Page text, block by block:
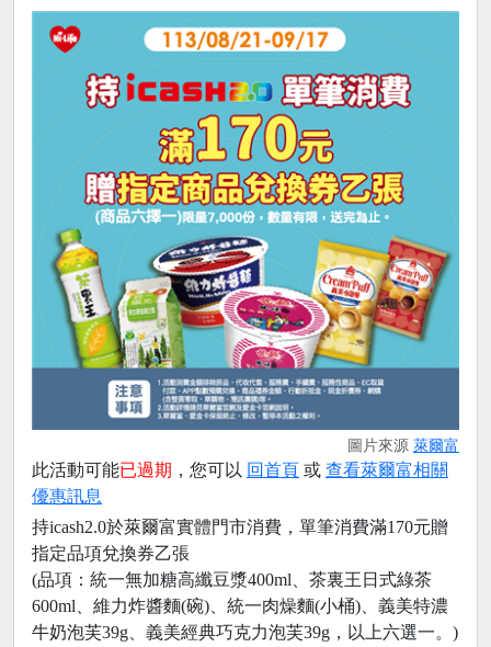
圖片來源 萊爾富
此活動可能已過期 ，您可以 回首頁 或 查看萊爾富相關
優惠訊息
持icash2.0於萊爾富實體門市消費，單筆消費滿170元贈
指定品項兌換券乙張
(品項：統一無加糖高纖豆漿400ml、茶裏王日式綠茶
600ml、維力炸醬麵(碗)、統一肉燥麵(小桶)、義美特濃
牛奶泡芙39g、義美經典巧克力泡芙39g，以上六選一。)